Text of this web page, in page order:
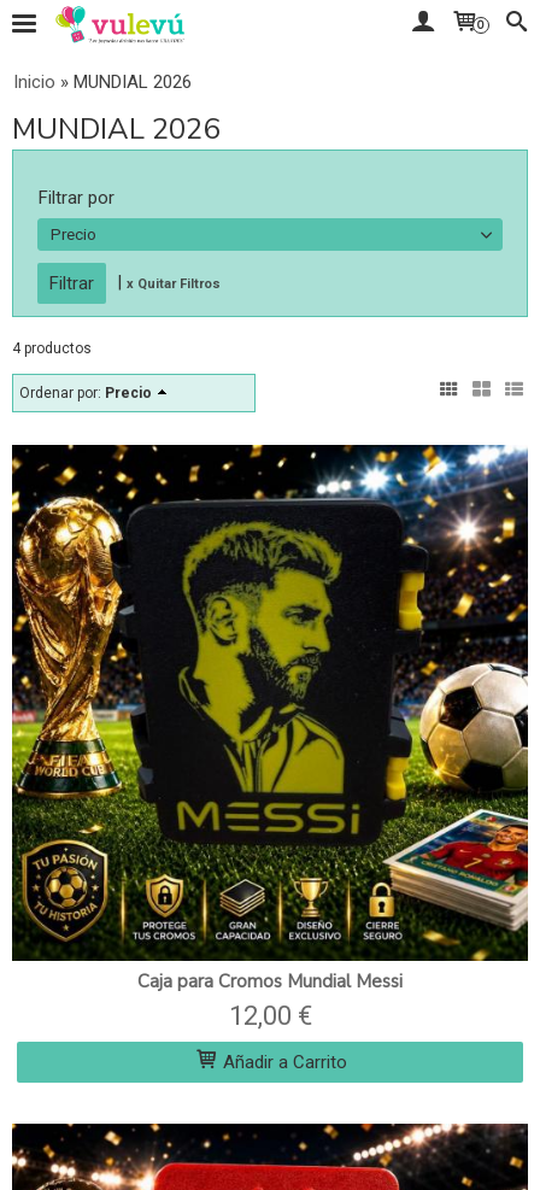
0
Inicio » MUNDIAL 2026
MUNDIAL 2026
Filtrar por
Precio
| x Quitar Filtros
4 productos
Ordenar por: Precio
Caja para Cromos Mundial Messi
12,00 €
Añadir a Carrito